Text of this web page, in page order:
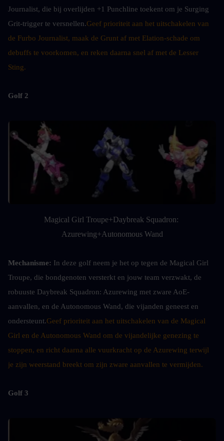
Journalist, die bij overlijden +1 Punchline toekent om je Surging
Grit-trigger te versnellen.Geef prioriteit aan het uitschakelen van
de Furbo Journalist, maak de Grunt af met Elation-schade om
debuffs te voorkomen, en reken daarna snel af met de Lesser
Sting.
Golf 2
Magical Girl Troupe+Daybreak Squadron:
Azurewing+Autonomous Wand
Mechanisme: In deze golf neem je het op tegen de Magical Girl
Troupe, die bondgenoten versterkt en jouw team verzwakt, de
robuuste Daybreak Squadron: Azurewing met zware AoE-
aanvallen, en de Autonomous Wand, die vijanden geneest en
ondersteunt.Geef prioriteit aan het uitschakelen van de Magical
Girl en de Autonomous Wand om de vijandelijke genezing te
stoppen, en richt daarna alle vuurkracht op de Azurewing terwijl
je zijn weerstand breekt om zijn zware aanvallen te vermijden.
Golf 3